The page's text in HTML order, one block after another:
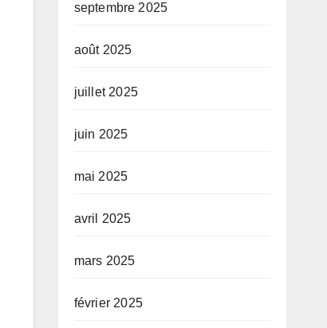
septembre 2025
août 2025
juillet 2025
juin 2025
mai 2025
avril 2025
mars 2025
février 2025